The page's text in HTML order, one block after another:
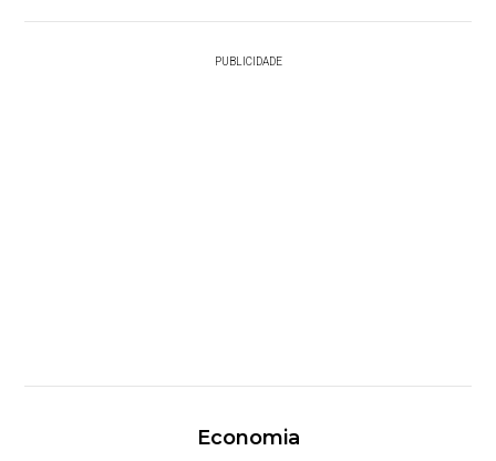
PUBLICIDADE
Economia